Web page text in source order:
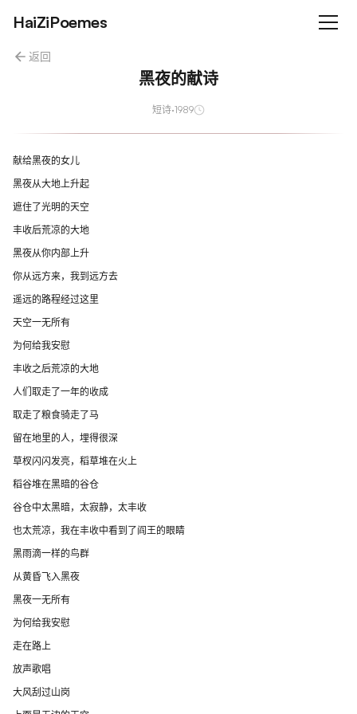
HaiZiPoemes
返回
黑夜的献诗
短诗·1989
献给黑夜的女儿
黑夜从大地上升起
遮住了光明的天空
丰收后荒凉的大地
黑夜从你内部上升
你从远方来，我到远方去
遥远的路程经过这里
天空一无所有
为何给我安慰
丰收之后荒凉的大地
人们取走了一年的收成
取走了粮食骑走了马
留在地里的人，埋得很深
草杈闪闪发亮，稻草堆在火上
稻谷堆在黑暗的谷仓
谷仓中太黑暗，太寂静，太丰收
也太荒凉，我在丰收中看到了阎王的眼睛
黑雨滴一样的鸟群
从黄昏飞入黑夜
黑夜一无所有
为何给我安慰
走在路上
放声歌唱
大风刮过山岗